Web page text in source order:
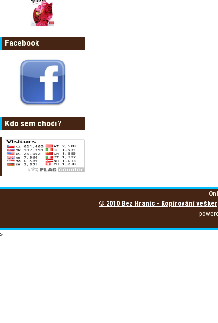
Facebook
Kdo sem chodí?
© 2010 Bez Hranic - Kopírování
>